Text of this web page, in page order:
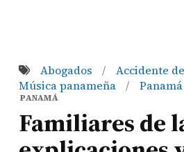
Abogados / Accidente
Música panameña / Panamá
PANAMÁ
Familiares de